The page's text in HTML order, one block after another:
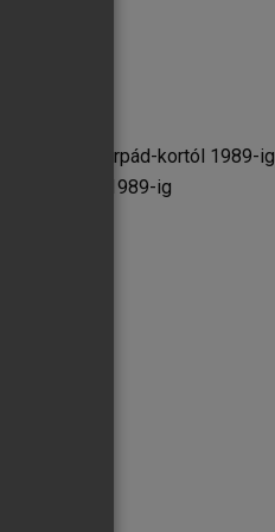
az Árpád-kortól 1989-ig
kortól 1989-ig